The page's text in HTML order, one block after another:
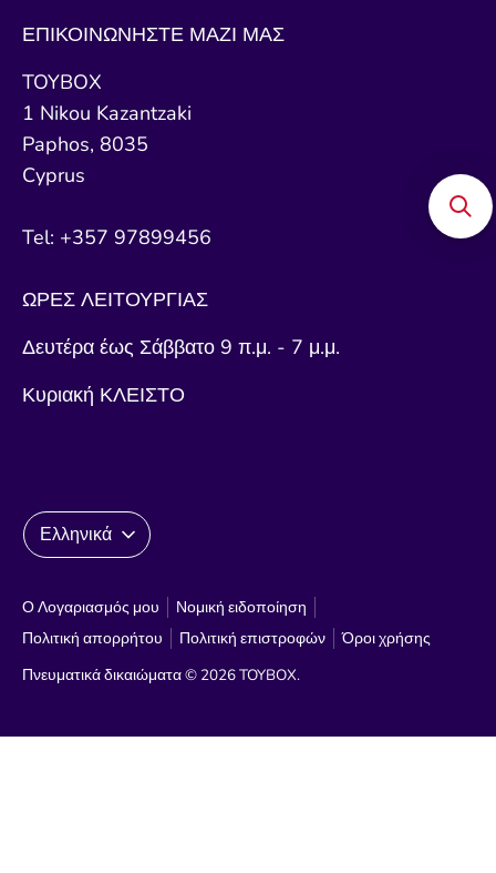
ΕΠΙΚΟΙΝΩΝΗΣΤΕ ΜΑΖΙ ΜΑΣ
TOYBOX
1 Nikou Kazantzaki
Paphos, 8035
Cyprus
Tel: +357 97899456
ΩΡΕΣ ΛΕΙΤΟΥΡΓΙΑΣ
Δευτέρα έως Σάββατο 9 π.μ. - 7 μ.μ.
Κυριακή ΚΛΕΙΣΤΟ
Ο Λογαριασμός μου
Νομική ειδοποίηση
Πολιτική απορρήτου
Πολιτική επιστροφών
Όροι χρήσης
Πνευματικά δικαιώματα © 2026TOYBOX.
Γλώσσα
Ελληνικά